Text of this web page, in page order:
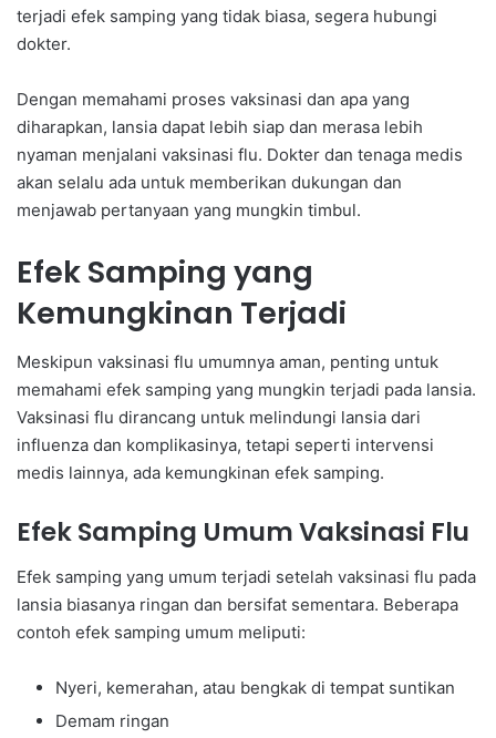
terjadi efek samping yang tidak biasa, segera hubungi
dokter.
Dengan memahami proses vaksinasi dan apa yang
diharapkan, lansia dapat lebih siap dan merasa lebih
nyaman menjalani vaksinasi flu. Dokter dan tenaga medis
akan selalu ada untuk memberikan dukungan dan
menjawab pertanyaan yang mungkin timbul.
Efek Samping yang
Kemungkinan Terjadi
Meskipun vaksinasi flu umumnya aman, penting untuk
memahami efek samping yang mungkin terjadi pada lansia.
Vaksinasi flu dirancang untuk melindungi lansia dari
influenza dan komplikasinya, tetapi seperti intervensi
medis lainnya, ada kemungkinan efek samping.
Efek Samping Umum Vaksinasi Flu
Efek samping yang umum terjadi setelah vaksinasi flu pada
lansia biasanya ringan dan bersifat sementara. Beberapa
contoh efek samping umum meliputi:
Nyeri, kemerahan, atau bengkak di tempat suntikan
Demam ringan